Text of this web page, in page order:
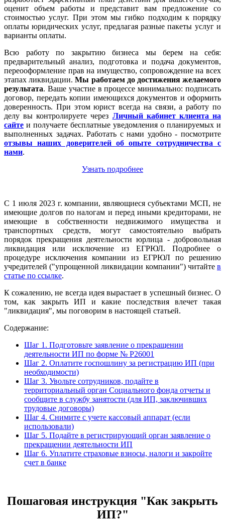
оценит объем работы и представит вам предложение со
стоимостью услуг. При этом мы гибко подходим к порядку
оплаты юридических услуг, предлагая разные пакеты услуг и
варианты оплаты.
Всю работу по закрытию бизнеса мы берем на себя:
предварительный анализ, подготовка и подача документов,
переооформление прав на имущество, сопровождение на всех
этапах ликвидации.Мы работаем до достижения желаемого
результата. Ваше участие в процессе минимально: подписать
договор, передать копии имеющихся документов и оформить
доверенность. При этом юрист всегда на связи, а работу по
делу вы контролируете через Личный кабинет клиента на
сайте и получаете бесплатные уведомления о планируемых и
выполненных задачах. Работать с нами удобно - посмотрите
отзывы наших доверителей об опыте сотрудничества с
нами.
Узнать подробнее
С 1 июля 2023 г. компании, являющиеся субъектами МСП, не
имеющие долгов по налогам и перед иными кредиторами, не
имеющие в собственности недвижимого имущества и
транспортных средств, могут самостоятельно выбрать
порядок прекращения деятельности юрлица - добровольная
ликвидация или исключение из ЕГРЮЛ. Подробнее о
процедуре исключения компании из ЕГРЮЛ по решению
учредителей ("упрощенной ликвидации компании") читайте в
статье по ссылке.
К сожалению, не всегда идея вырастает в успешный бизнес. О
том, как закрыть ИП и какие последствия влечет такая
"ликвидация", мы поговорим в настоящей статьей.
Содержание:
Шаг 1. Подготовьте заявление о прекращении
деятельности ИП по форме № Р26001
Шаг 2. Оплатите госпошлину за регистрацию ИП (при
необходимости)
Шаг 3. Увольте сотрудников, подайте в
территориальный орган Социального фонда отчеты и
сообщите в службу занятости (для ИП, заключивших
трудовые договоры)
Шаг 4. Снимите с учете кассовый аппарат (если
использовали)
Шаг 5. Подайте в регистрирующий орган заявление о
прекращении деятельности ИП
Шаг 6. Уплатите страховые взносы, налоги и закройте
счет в банке
Пошаговая инструкция "Как закрыть
ИП?"